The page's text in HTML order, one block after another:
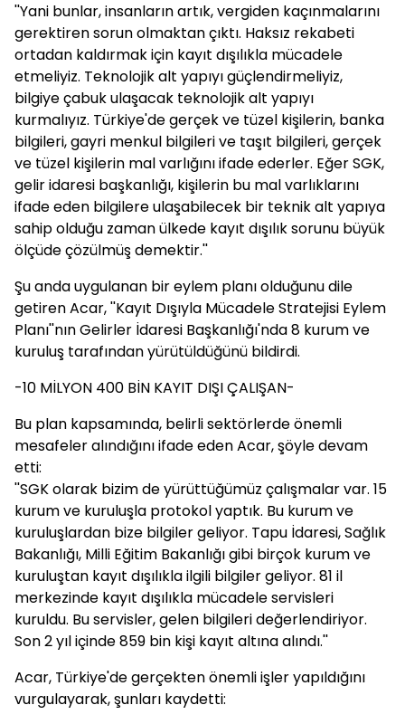
''Yani bunlar, insanların artık, vergiden kaçınmalarını
gerektiren sorun olmaktan çıktı. Haksız rekabeti
ortadan kaldırmak için kayıt dışılıkla mücadele
etmeliyiz. Teknolojik alt yapıyı güçlendirmeliyiz,
bilgiye çabuk ulaşacak teknolojik alt yapıyı
kurmalıyız. Türkiye'de gerçek ve tüzel kişilerin, banka
bilgileri, gayri menkul bilgileri ve taşıt bilgileri, gerçek
ve tüzel kişilerin mal varlığını ifade ederler. Eğer SGK,
gelir idaresi başkanlığı, kişilerin bu mal varlıklarını
ifade eden bilgilere ulaşabilecek bir teknik alt yapıya
sahip olduğu zaman ülkede kayıt dışılık sorunu büyük
ölçüde çözülmüş demektir.''
Şu anda uygulanan bir eylem planı olduğunu dile
getiren Acar, ''Kayıt Dışıyla Mücadele Stratejisi Eylem
Planı''nın Gelirler İdaresi Başkanlığı'nda 8 kurum ve
kuruluş tarafından yürütüldüğünü bildirdi.
-10 MİLYON 400 BİN KAYIT DIŞI ÇALIŞAN-
Bu plan kapsamında, belirli sektörlerde önemli
mesafeler alındığını ifade eden Acar, şöyle devam
etti:
''SGK olarak bizim de yürüttüğümüz çalışmalar var. 15
kurum ve kuruluşla protokol yaptık. Bu kurum ve
kuruluşlardan bize bilgiler geliyor. Tapu İdaresi, Sağlık
Bakanlığı, Milli Eğitim Bakanlığı gibi birçok kurum ve
kuruluştan kayıt dışılıkla ilgili bilgiler geliyor. 81 il
merkezinde kayıt dışılıkla mücadele servisleri
kuruldu. Bu servisler, gelen bilgileri değerlendiriyor.
Son 2 yıl içinde 859 bin kişi kayıt altına alındı.''
Acar, Türkiye'de gerçekten önemli işler yapıldığını
vurgulayarak, şunları kaydetti: